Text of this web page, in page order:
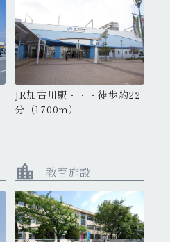
マックスバリュ北在家
店・・・徒歩約4～5分(290
JR加古川駅・・・徒歩約22
分（1700ｍ）
location_city 教育施設